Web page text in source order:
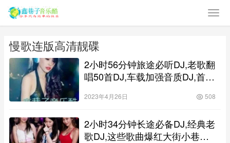
慢歌连版高清靓碟
2小时56分钟旅途必听DJ,老歌翻
唱50首DJ,车载加强音质DJ,首首
2023年4月26日 508
2小时34分钟长途必备DJ,经典老
歌DJ,这些歌曲爆红大街小巷